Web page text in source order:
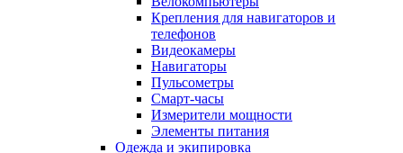
Крепления для навигаторов и
телефонов
Видеокамеры
Навигаторы
Пульсометры
Смарт-часы
Измерители мощности
Элементы питания
Одежда и экипировка